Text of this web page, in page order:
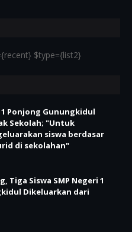
$type={list2}
1 Ponjong Gunungkidul
Sekolah; "Untuk
siswa berdasar
di sekolahan"
Tiga Siswa SMP Negeri 1
Dikeluarkan dari